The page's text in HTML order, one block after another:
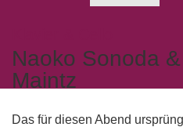
Naoko Sonoda
Maintz
Das für diesen Abend